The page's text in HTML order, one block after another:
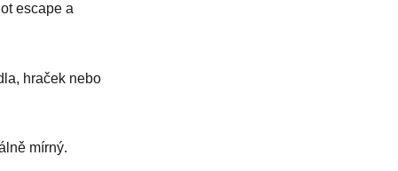
escape a
hraček nebo
mírný.